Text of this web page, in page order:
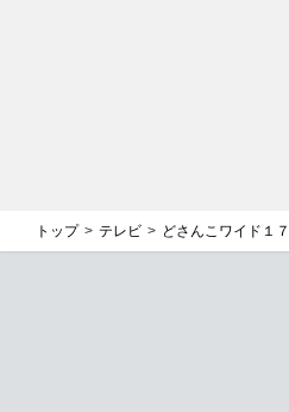
トップ テレビ どさんこワイド１